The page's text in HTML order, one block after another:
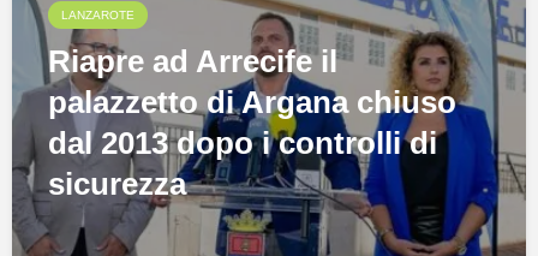
LANZAROTE
Riapre ad Arrecife il
palazzetto di Argana chiuso
dal 2013 dopo i controlli di
sicurezza